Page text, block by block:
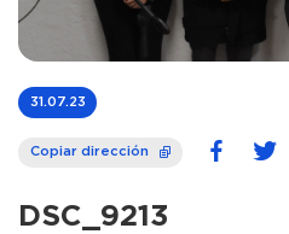
31.07.23
Copiar dirección
DSC_9213